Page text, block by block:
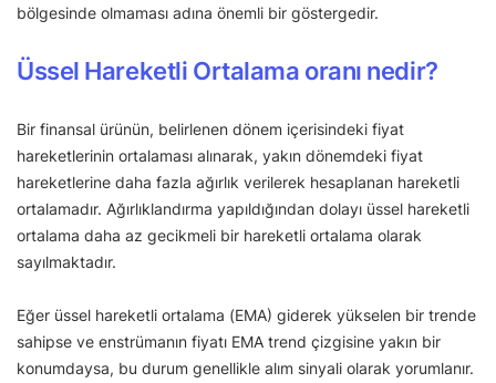
bölgesinde olmaması adına önemli bir göstergedir.
Üssel Hareketli Ortalama oranı nedir?
Bir finansal ürünün, belirlenen dönem içerisindeki fiyat
hareketlerinin ortalaması alınarak, yakın dönemdeki fiyat
hareketlerine daha fazla ağırlık verilerek hesaplanan hareketli
ortalamadır. Ağırlıklandırma yapıldığından dolayı üssel hareketli
ortalama daha az gecikmeli bir hareketli ortalama olarak
sayılmaktadır.
Eğer üssel hareketli ortalama (EMA) giderek yükselen bir trende
sahipse ve enstrümanın fiyatı EMA trend çizgisine yakın bir
konumdaysa, bu durum genellikle alım sinyali olarak yorumlanır.